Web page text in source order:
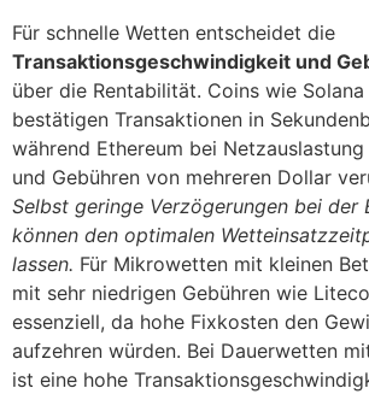
Für schnelle Wetten entscheidet die
Transaktionsgeschwindigkeit und
über die Rentabilität. Coins wie Solana
bestätigen Transaktionen in
während Ethereum bei
und Gebühren von mehreren Dollar
Selbst geringe Verzögerungen bei der
können den optimalen
lassen. Für Mikrowetten mit kleinen
mit sehr niedrigen Gebühren wie
essenziell, da hohe Fixkosten den
aufzehren würden. Bei Dauerwetten
ist eine hohe